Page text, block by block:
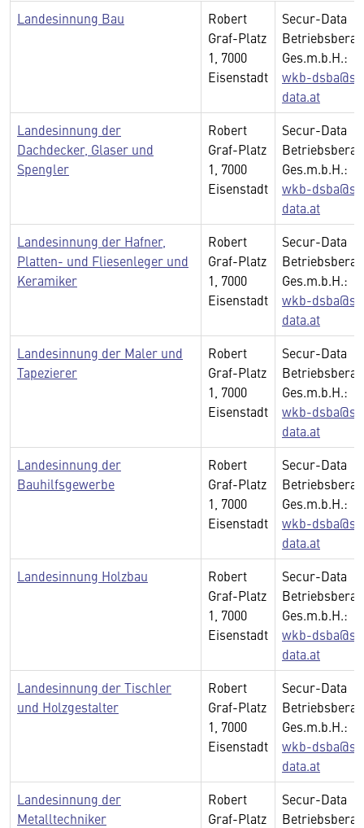
Landesinnung Bau
Robert
Graf-Platz
1, 7000
Eisenstadt
Secur-Data
Ges.m.b.H.:
wkb-
data.at
Landesinnung der
Dachdecker, Glaser und
Spengler
Robert
Graf-Platz
1, 7000
Eisenstadt
Secur-Data
Ges.m.b.H.:
wkb-
data.at
Landesinnung der Hafner,
Platten- und Fliesenleger und
Keramiker
Robert
Graf-Platz
1, 7000
Eisenstadt
Secur-Data
Ges.m.b.H.:
wkb-
data.at
Landesinnung der Maler und
Tapezierer
Robert
Graf-Platz
1, 7000
Eisenstadt
Secur-Data
Ges.m.b.H.:
wkb-
data.at
Landesinnung der
Bauhilfsgewerbe
Robert
Graf-Platz
1, 7000
Eisenstadt
Secur-Data
Ges.m.b.H.:
wkb-
data.at
Landesinnung Holzbau
Robert
Graf-Platz
1, 7000
Eisenstadt
Secur-Data
Ges.m.b.H.:
wkb-
data.at
Landesinnung der Tischler
und Holzgestalter
Robert
Graf-Platz
1, 7000
Eisenstadt
Secur-Data
Ges.m.b.H.:
wkb-
data.at
Landesinnung der
Metalltechniker
Robert
Graf-Platz
Secur-Data